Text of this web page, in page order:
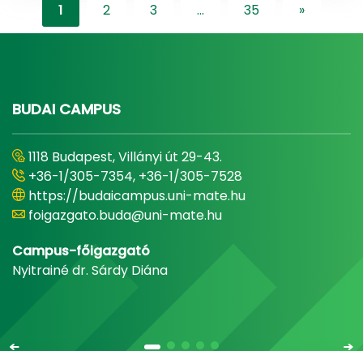
1 2 3 ... 35 »
BUDAI CAMPUS
1118 Budapest, Villányi út 29-43.
+36-1/305-7354, +36-1/305-7528
https://budaicampus.uni-mate.hu
foigazgato.buda@uni-mate.hu
Campus-főigazgató
Nyitrainé dr. Sárdy Diána